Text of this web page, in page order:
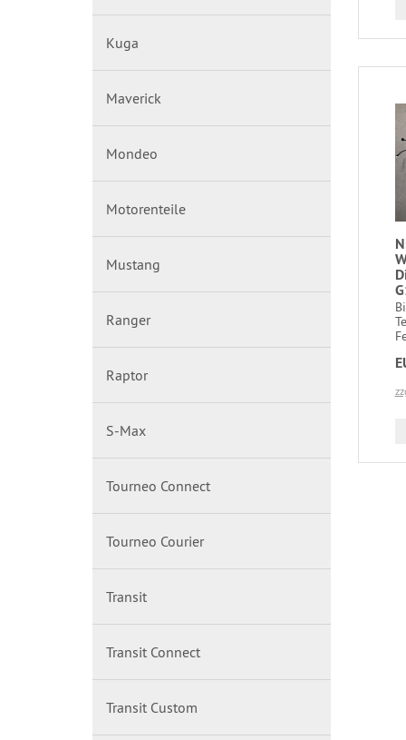
Kuga
Maverick
Mondeo
Motorenteile
Mustang
Ranger
Raptor
S-Max
Tourneo Connect
Tourneo Courier
Transit
Transit Connect
Transit Custom